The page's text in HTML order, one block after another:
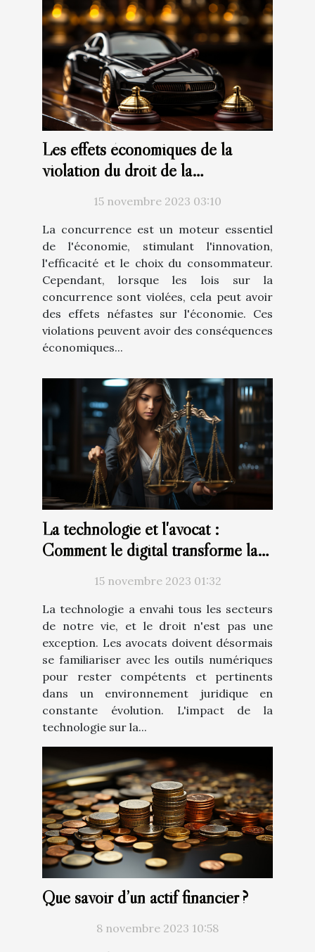
Les effets économiques de la
violation du droit de la
concurrence: Analyse du marché
15 novembre 2023 03:10
La concurrence est un moteur essentiel
de l'économie, stimulant l'innovation,
l'efficacité et le choix du consommateur.
Cependant, lorsque les lois sur la
concurrence sont violées, cela peut avoir
des effets néfastes sur l'économie. Ces
violations peuvent avoir des conséquences
économiques...
La technologie et l'avocat :
Comment le digital transforme la
profession juridique
15 novembre 2023 01:32
La technologie a envahi tous les secteurs
de notre vie, et le droit n'est pas une
exception. Les avocats doivent désormais
se familiariser avec les outils numériques
pour rester compétents et pertinents
dans un environnement juridique en
constante évolution. L'impact de la
technologie sur la...
Que savoir d’un actif financier ?
8 novembre 2023 10:58